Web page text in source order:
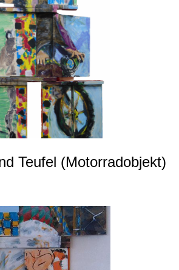
Teufel (Motorradobjekt)